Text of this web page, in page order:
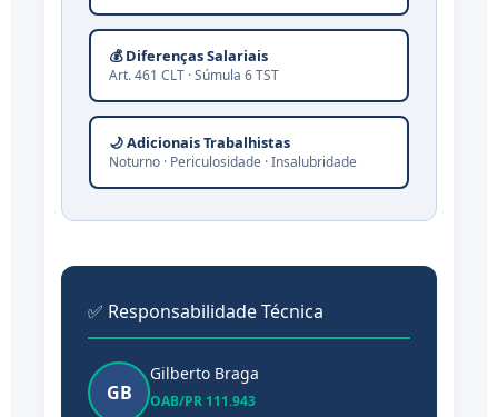
💰 Diferenças Salariais
Art. 461 CLT · Súmula 6 TST
🌙 Adicionais Trabalhistas
Noturno · Periculosidade · Insalubridade
✅ Responsabilidade Técnica
GB
Gilberto Braga
OAB/PR 111.943